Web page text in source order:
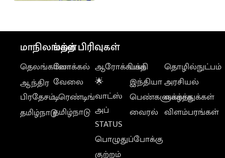
மாநிலங்கள்
தெலங்கானா
ஆந்திர
பிரதேசம்
தமிழ்நாடு
மற்ற பிரிவுகள்
லோக்கல்
வேலை
டிரெண்டிங்
தமிழ்நாடு
ஆரோக்கியம்
🌟
வாட்ஸ்
அப்
STATUS
பொழுதுப்போக்கு
குற்றம்
பக்தி
இந்தியா
பெண்களுக்காக
வைரல்
தொழில்நுட்பம்
அரசியல்
வாழ்த்துக்கள்
விளம்பரங்கள்